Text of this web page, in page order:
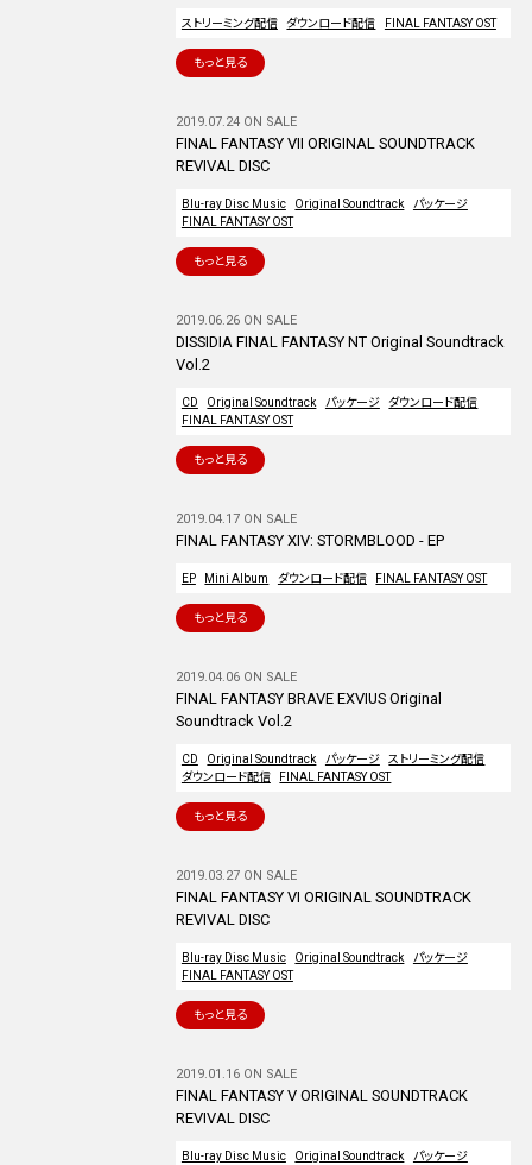
ストリーミング配信 ダウンロード配信 FINAL FANTASY OST
もっと見る
2019.07.24 ON SALE
FINAL FANTASY VII ORIGINAL SOUNDTRACK
REVIVAL DISC
Blu-ray Disc Music Original Soundtrack
パッケージ
FINAL FANTASY OST
もっと見る
2019.06.26 ON SALE
DISSIDIA FINAL FANTASY NT Original Soundtrack
Vol.2
CD Original Soundtrack パッケージ
ダウンロード配信
FINAL FANTASY OST
もっと見る
2019.04.17 ON SALE
FINAL FANTASY XIV: STORMBLOOD - EP
EP Mini Album ダウンロード配信 FINAL FANTASY OST
もっと見る
2019.04.06 ON SALE
FINAL FANTASY BRAVE EXVIUS Original
Soundtrack Vol.2
CD Original Soundtrack パッケージ
ストリーミング配信
ダウンロード配信
FINAL FANTASY OST
もっと見る
2019.03.27 ON SALE
FINAL FANTASY VI ORIGINAL SOUNDTRACK
REVIVAL DISC
Blu-ray Disc Music Original Soundtrack
パッケージ
FINAL FANTASY OST
もっと見る
2019.01.16 ON SALE
FINAL FANTASY V ORIGINAL SOUNDTRACK
REVIVAL DISC
Blu-ray Disc Music Original Soundtrack
パッケージ